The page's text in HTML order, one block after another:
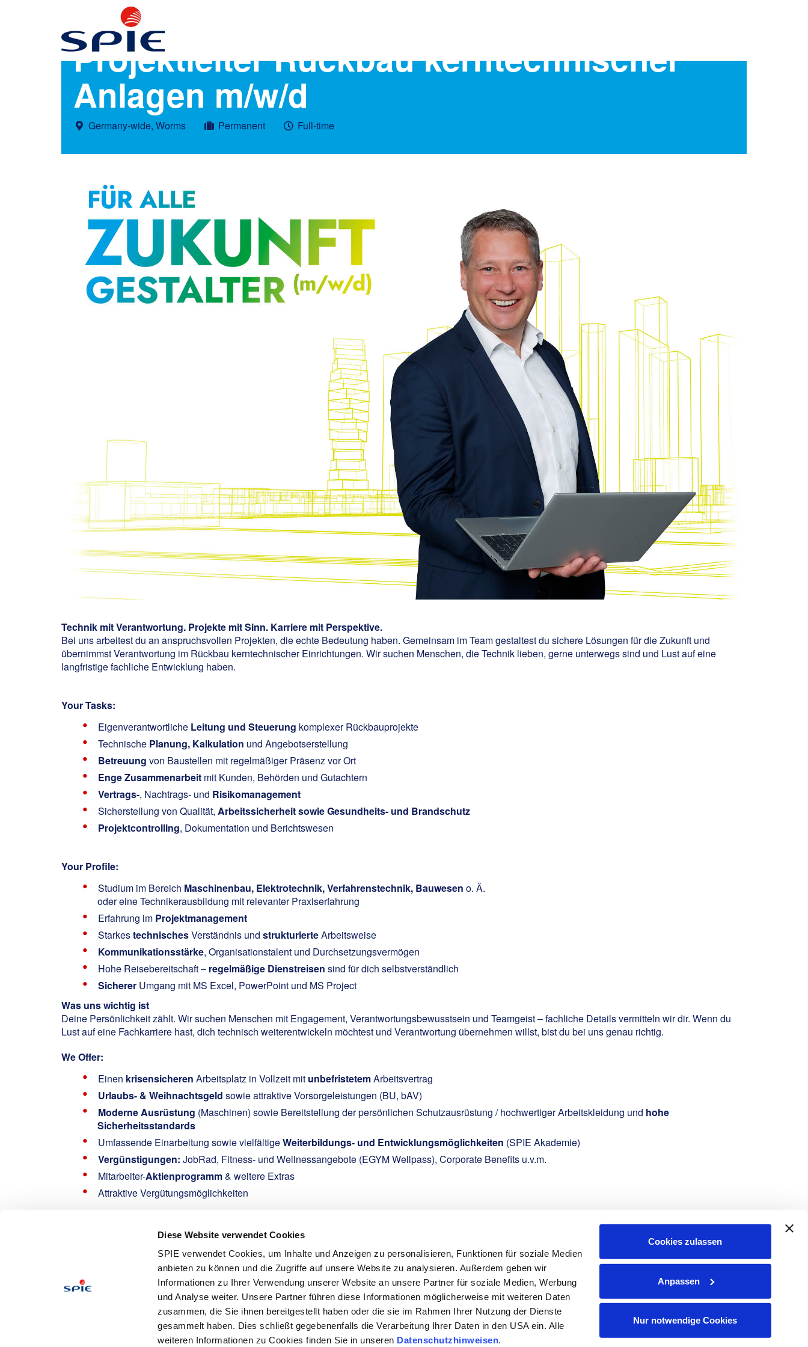
Diese Website verwendet Cookies
SPIE verwendet Cookies, um Inhalte und Anzeigen zu personalisieren, Funktionen für soziale Medien
anbieten zu können und die Zugriffe auf unsere Website zu analysieren. Außerdem geben wir
Informationen zu Ihrer Verwendung unserer Website an unsere Partner für soziale Medien, Werbung
und Analyse weiter. Unsere Partner führen diese Informationen möglicherweise mit weiteren Daten
zusammen, die Sie ihnen bereitgestellt haben oder die sie im Rahmen Ihrer Nutzung der Dienste
gesammelt haben. Dies schließt gegebenenfalls die Verarbeitung Ihrer Daten in den USA ein. Alle
weiteren Informationen zu Cookies finden Sie in unseren Datenschutzhinweisen.
Cookies zulassen
Anpassen
Nur notwendige Cookies
Projektleiter Rückbau kerntechnischer
Anlagen m/w/d
Germany-wide, Worms Permanent Full-time
Technik mit Verantwortung. Projekte mit Sinn. Karriere mit Perspektive.
Bei uns arbeitest du an anspruchsvollen Projekten, die echte Bedeutung haben. Gemeinsam im Team gestaltest du sichere Lösungen für die Zukunft und
übernimmst Verantwortung im Rückbau kerntechnischer Einrichtungen. Wir suchen Menschen, die Technik lieben, gerne unterwegs sind und Lust auf eine
langfristige fachliche Entwicklung haben.
Your Tasks:
Eigenverantwortliche Leitung und Steuerung komplexer Rückbauprojekte
Technische Planung, Kalkulation und Angebotserstellung
Betreuung von Baustellen mit regelmäßiger Präsenz vor Ort
Enge Zusammenarbeit mit Kunden, Behörden und Gutachtern
Vertrags-, Nachtrags- und Risikomanagement
Sicherstellung von Qualität, Arbeitssicherheit sowie Gesundheits- und Brandschutz
Projektcontrolling, Dokumentation und Berichtswesen
Your Profile:
Studium im Bereich Maschinenbau, Elektrotechnik, Verfahrenstechnik, Bauwesen o. Ä.
oder eine Technikerausbildung mit relevanter Praxiserfahrung
Erfahrung im Projektmanagement
StarkestechnischesVerständnis und strukturierteArbeitsweise
Kommunikationsstärke, Organisationstalent und Durchsetzungsvermögen
Hohe Reisebereitschaft – regelmäßige Dienstreisen sind für dich selbstverständlich
Sicherer Umgang mit MS Excel, PowerPoint und MS Project
Was uns wichtig ist
Deine Persönlichkeit zählt. Wir suchen Menschen mit Engagement, Verantwortungsbewusstsein und Teamgeist – fachliche Details vermitteln wir dir. Wenn du
Lust auf eine Fachkarriere hast, dich technisch weiterentwickeln möchtest und Verantwortung übernehmen willst, bist du bei uns genau richtig.
We Offer:
Einen krisensicheren Arbeitsplatz in Vollzeit mit unbefristetemArbeitsvertrag
Urlaubs- & Weihnachtsgeld sowie attraktive Vorsorgeleistungen (BU, bAV)
Moderne Ausrüstung (Maschinen) sowie Bereitstellung der persönlichen Schutzausrüstung / hochwertiger Arbeitskleidung und hohe
Sicherheitsstandards
Umfassende Einarbeitung sowie vielfältigeWeiterbildungs- und Entwicklungsmöglichkeiten (SPIE Akademie)
Vergünstigungen: JobRad, Fitness- und Wellnessangebote (EGYM Wellpass), Corporate Benefits u.v.m.
Mitarbeiter-Aktienprogramm& weitere Extras
Attraktive Vergütungsmöglichkeiten
Email: Manuela.Oeser@spie-isw.com
Wir sind
, seit über 25 Jahren erfolgreich am Markt und spezialisiert auf den Rückbau kerntechnischer Anlagen, Forschungseinrichtungen sowie bei
Industriekunden aus Medizin, Pharma und Chemie.